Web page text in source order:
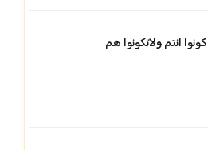
كونوا انتم ولاتكونوا هم